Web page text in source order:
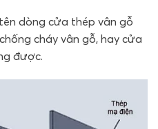
dòng cửa thép vân gỗ
cháy vân gỗ, hay cửa
được.